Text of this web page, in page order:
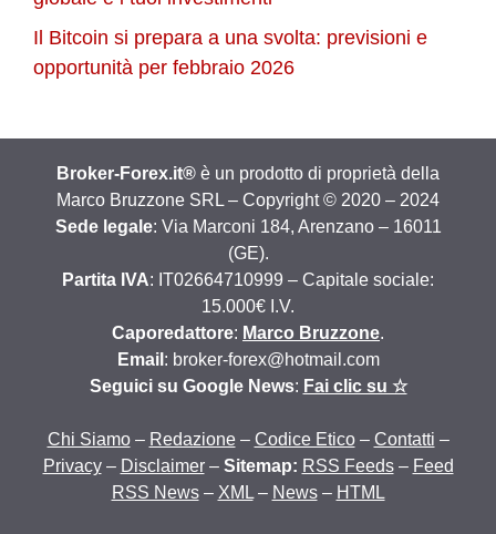
Il Bitcoin si prepara a una svolta: previsioni e
opportunità per febbraio 2026
Broker-Forex.it® è un prodotto di proprietà della
Marco Bruzzone SRL – Copyright © 2020 – 2024
Sede legale: Via Marconi 184, Arenzano – 16011
(GE).
Partita IVA: IT02664710999 – Capitale sociale:
15.000€ I.V.
Caporedattore: Marco Bruzzone.
Email : broker-forex@hotmail.com
Seguici su Google News: Fai clic su ☆
Chi Siamo– Redazione– Codice Etico– Contatti –
Privacy– Disclaimer– Sitemap: RSS Feeds– Feed
RSS News– XML– News– HTML